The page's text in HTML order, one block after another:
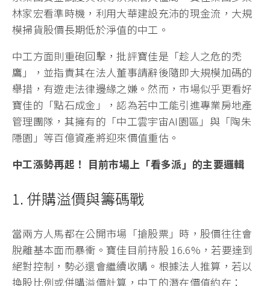
林家宏看準時機，利用大華建設充沛的現金流，大規
模掃貨股價長期低於淨值的中工。
中工方面則重砲回擊，批評寶佳是「趁人之危的禿
鷹」，並指責其在法人董事請辭後隨即大規模加碼的
舉措，有遊走法律邊緣之嫌。然而，市場似乎更看好
寶佳的「點石成金」，認為若中工能引進專業房地產
管理團隊，其擁有的「中工雲宇宙AI園區」與「陶朱
隱園」等百億資產將迎來價值重估。
中工漲勢再起！ 目前市場上「看多派」的主要邏輯
1. 併購溢價與籌碼戰
當兩方人馬都在公開市場「搶股票」時，股價往往會
脫離基本面而暴衝。寶佳目前持股 16.6%，若要達到
絕對控制，勢必還會繼續收購。根據法人推算，若以
換股比例或併購溢價計算，中工的潛在價值約在：